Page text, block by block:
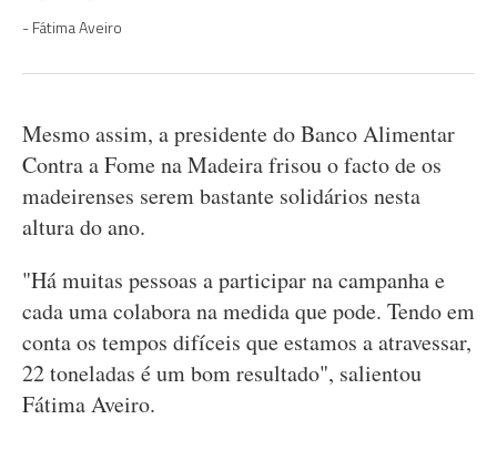
Fátima Aveiro
Mesmo assim, a presidente do Banco Alimentar
Contra a Fome na Madeira frisou o facto de os
madeirenses serem bastante solidários nesta
altura do ano.
"Há muitas pessoas a participar na campanha e
cada uma colabora na medida que pode. Tendo em
conta os tempos difíceis que estamos a atravessar,
22 toneladas é um bom resultado", salientou
Fátima Aveiro.